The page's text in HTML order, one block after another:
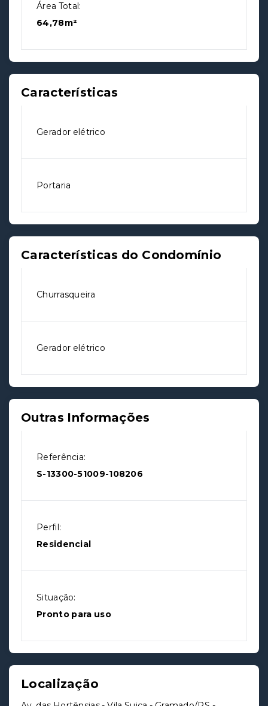
Área Total:
64,78m²
Características
Gerador elétrico
Portaria
Características do Condomínio
Churrasqueira
Gerador elétrico
Outras Informações
Referência:
S-13300-51009-108206
Perfil:
Residencial
Situação:
Pronto para uso
Localização